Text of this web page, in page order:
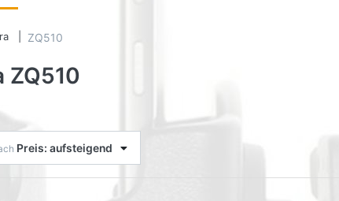
ZQ510
ZQ510
Preis: aufsteigend